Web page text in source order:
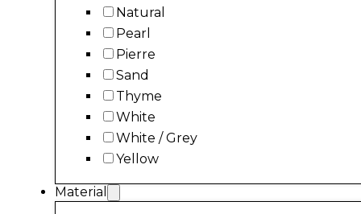
Natural
Pearl
Pierre
Sand
Thyme
White
White / Grey
Yellow
Material